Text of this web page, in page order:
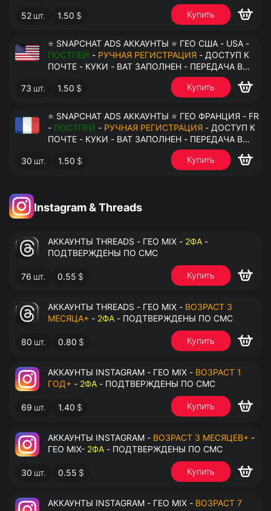
52 шт. 1.50 $ Купить
⭐ SNAPCHAT ADS АККАУНТЫ ⭐ ГЕО США - USA -
ПОСТПЕЙ - РУЧНАЯ РЕГИСТРАЦИЯ - ДОСТУП К
ПОЧТЕ - КУКИ - ВАТ ЗАПОЛНЕН - ПЕРЕДАЧА В
73 шт. 1.50 $ Купить
⭐ SNAPCHAT ADS АККАУНТЫ ⭐ ГЕО ФРАНЦИЯ - FR
- ПОСТПЕЙ - РУЧНАЯ РЕГИСТРАЦИЯ - ДОСТУП К
ПОЧТЕ - КУКИ - ВАТ ЗАПОЛНЕН - ПЕРЕДАЧА В
30 шт. 1.50 $ Купить
Instagram & Threads
АККАУНТЫ THREADS - ГЕО MIX - 2ФА -
ПОДТВЕРЖДЕНЫ ПО СМС
76 шт. 0.55 $ Купить
АККАУНТЫ THREADS - ГЕО MIX - ВОЗРАСТ 3
МЕСЯЦА+ - 2ФА - ПОДТВЕРЖДЕНЫ ПО СМС
80 шт. 0.80 $ Купить
АККАУНТЫ INSTAGRAM - ГЕО MIX - ВОЗРАСТ 1
ГОД+ - 2ФА - ПОДТВЕРЖДЕНЫ ПО СМС
69 шт. 1.40 $ Купить
АККАУНТЫ INSTAGRAM - ВОЗРАСТ 3 МЕСЯЦЕВ+ -
ГЕО MIX- 2ФА - ПОДТВЕРЖДЕНЫ ПО СМС
30 шт. 0.55 $ Купить
АККАУНТЫ INSTAGRAM - ГЕО MIX - ВОЗРАСТ 7